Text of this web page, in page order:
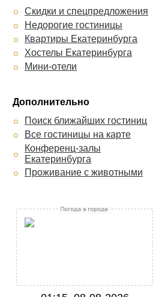
Скидки и спецпредложения
Недорогие гостиницы
Квартиры Екатеринбурга
Хостелы Екатеринбурга
Мини-отели
Дополнительно
Поиск ближайших гостиниц
Все гостиницы на карте
Конференц-залы
Екатеринбурга
Проживание с животными